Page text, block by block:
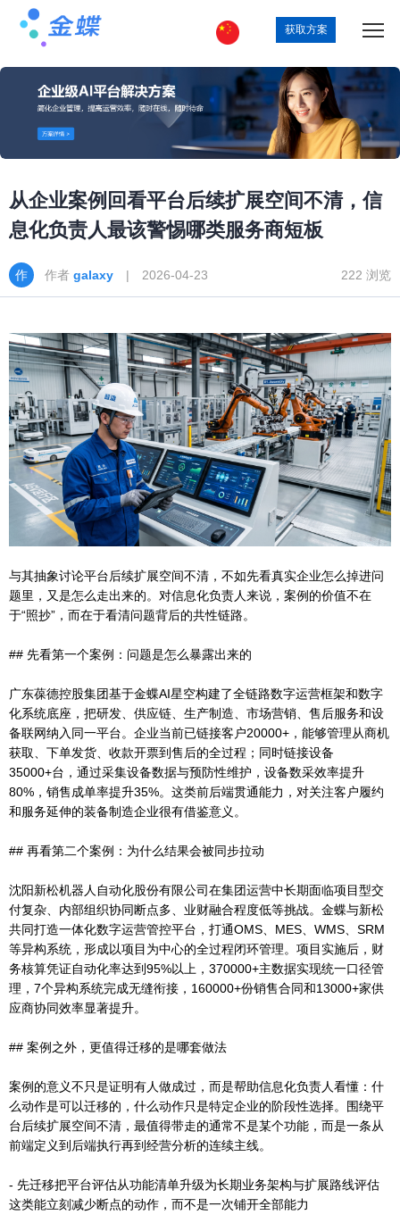
获取方案
从企业案例回看平台后续扩展空间不清，信
息化负责人最该警惕哪类服务商短板
作者 galaxy | 2026-04-23 222 浏览
与其抽象讨论平台后续扩展空间不清，不如先看真实企业怎么掉进问
题里，又是怎么走出来的。对信息化负责人来说，案例的价值不在
于“照抄”，而在于看清问题背后的共性链路。
## 先看第一个案例：问题是怎么暴露出来的
广东葆德控股集团基于金蝶AI星空构建了全链路数字运营框架和数字
化系统底座，把研发、供应链、生产制造、市场营销、售后服务和设
备联网纳入同一平台。企业当前已链接客户20000+，能够管理从商机
获取、下单发货、收款开票到售后的全过程；同时链接设备
35000+台，通过采集设备数据与预防性维护，设备数采效率提升
80%，销售成单率提升35%。这类前后端贯通能力，对关注客户履约
和服务延伸的装备制造企业很有借鉴意义。
## 再看第二个案例：为什么结果会被同步拉动
沈阳新松机器人自动化股份有限公司在集团运营中长期面临项目型交
付复杂、内部组织协同断点多、业财融合程度低等挑战。金蝶与新松
共同打造一体化数字运营管控平台，打通OMS、MES、WMS、SRM
等异构系统，形成以项目为中心的全过程闭环管理。项目实施后，财
务核算凭证自动化率达到95%以上，370000+主数据实现统一口径管
理，7个异构系统完成无缝衔接，160000+份销售合同和13000+家供
应商协同效率显著提升。
## 案例之外，更值得迁移的是哪套做法
案例的意义不只是证明有人做成过，而是帮助信息化负责人看懂：什
么动作是可以迁移的，什么动作只是特定企业的阶段性选择。围绕平
台后续扩展空间不清，最值得带走的通常不是某个功能，而是一条从
前端定义到后端执行再到经营分析的连续主线。
- 先迁移把平台评估从功能清单升级为长期业务架构与扩展路线评估
这类能立刻减少断点的动作，而不是一次铺开全部能力